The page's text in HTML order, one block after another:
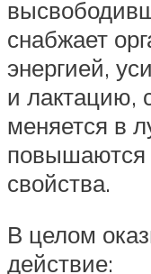
снабжает
энергией,
и лактацию,
меняется в
повышаются
свойства.
В целом
действие: